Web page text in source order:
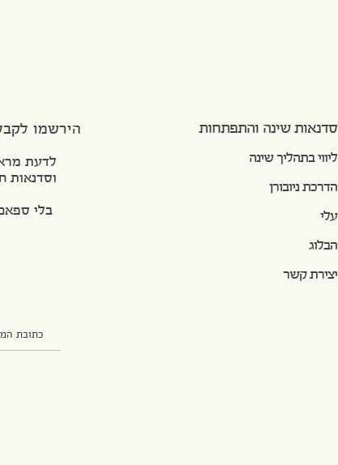
הירשמו
לדעת
וסדנאות
בלי
סדנאות שינה והתפתחות
ליווי בתהליך שינה
הדרכת ניובורן
עלי
הבלוג
יצירת קשר